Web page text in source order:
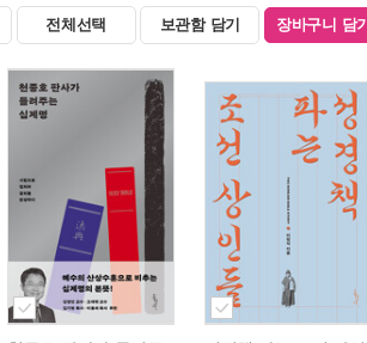
전체선택 보관함 담기 장바구니 담기